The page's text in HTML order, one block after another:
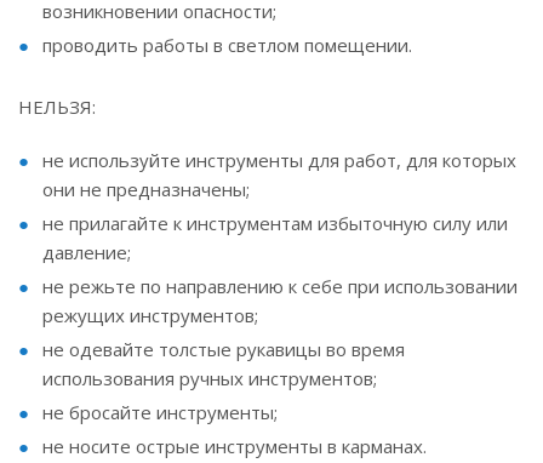
возникновении опасности;
проводить работы в светлом помещении.
НЕЛЬЗЯ:
не используйте инструменты для работ, для которых
они не предназначены;
не прилагайте к инструментам избыточную силу или
давление;
не режьте по направлению к себе при использовании
режущих инструментов;
не одевайте толстые рукавицы во время
использования ручных инструментов;
не бросайте инструменты;
не носите острые инструменты в карманах.